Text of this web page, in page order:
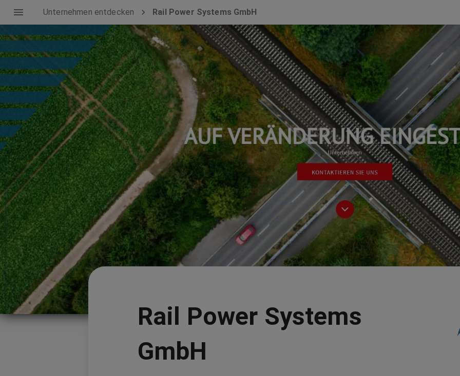
Unternehmen entdecken Rail Power Systems GmbH
Rail Power Systems
GmbH